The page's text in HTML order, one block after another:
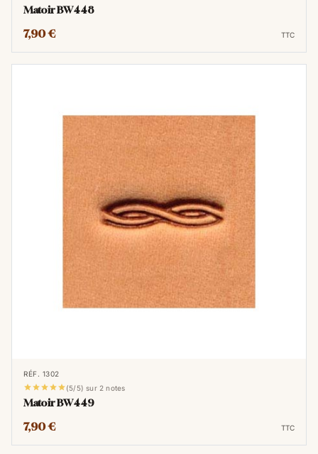
Matoir BW448
7,90 € TTC
RÉF. 1302
(5/5) sur 2 notes
Matoir BW449
7,90 € TTC